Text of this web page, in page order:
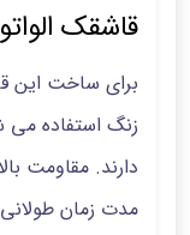
قاشقک
برای ساخت این
زنگ استفاده می
دارند. مقاومت
مدت زمان طولانی